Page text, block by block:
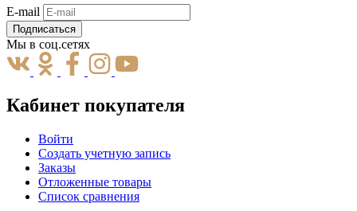
E-mail
Подписаться
Мы в соц.сетях
Кабинет покупателя
Войти
Создать учетную запись
Заказы
Отложенные товары
Список сравнения